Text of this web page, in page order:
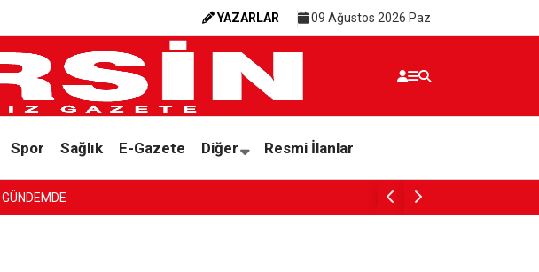
YAZARLAR 09 Ağustos 2026 Paz
Spor Sağlık E-Gazete Diğer Resmi İlanlar
ÇOCUK İŞÇİLİĞİYLE